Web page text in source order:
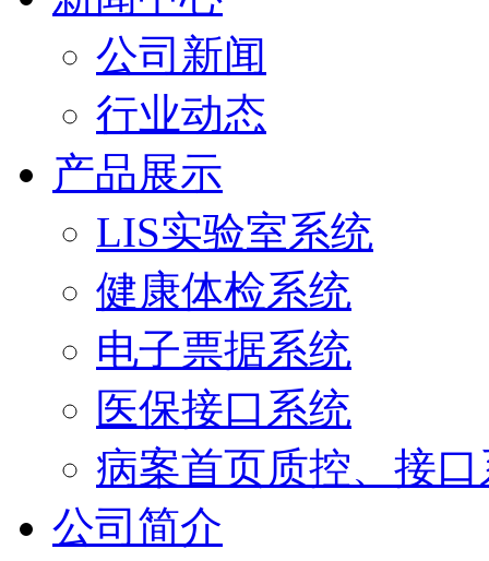
公司新闻
行业动态
产品展示
LIS实验室系统
健康体检系统
电子票据系统
医保接口系统
病案首页质控、接
公司简介